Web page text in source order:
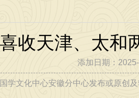
传统文化，传播正能量，广接善缘
05]
收天津、太和
添加日期：
学文化中心安徽分中心发布或原创